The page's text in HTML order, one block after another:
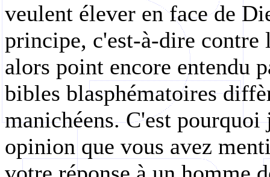
veulent élever en face de
principe, c'est-à-dire contre
alors point encore entendu
bibles blasphématoires
manichéens. C'est
opinion que vous avez